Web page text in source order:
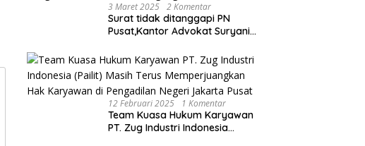
3 Maret 2025 2 Komentar
Surat tidak ditanggapi PN
Pusat,Kantor Advokat Suryani
Pengaduan ke Mahkamah
Agung RI
12 Februari 2025 1 Komentar
Team Kuasa Hukum Karyawan
PT. Zug Industri Indonesia